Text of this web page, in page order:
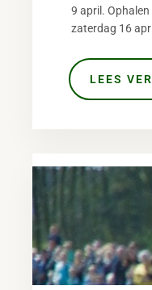
9 april.
zaterdag 16
LEES